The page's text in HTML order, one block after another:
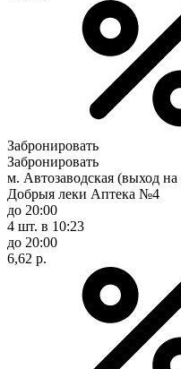
Забронировать
Забронировать
м. Автозаводская (выход
Добрыя леки Аптека №4
до 20:00
4 шт. в 10:23
до 20:00
6,62 р.